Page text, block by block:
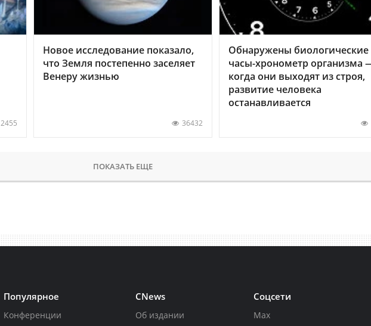
2455
Новое исследование показало,
что Земля постепенно заселяет
Венеру жизнью
36432
Обнаружены биологические
часы-хронометр организма
когда они выходят из строя,
развитие человека
останавливается
ПОКАЗАТЬ ЕЩЕ
Популярное
Конференции
CNews
Об издании
Соцсети
Max